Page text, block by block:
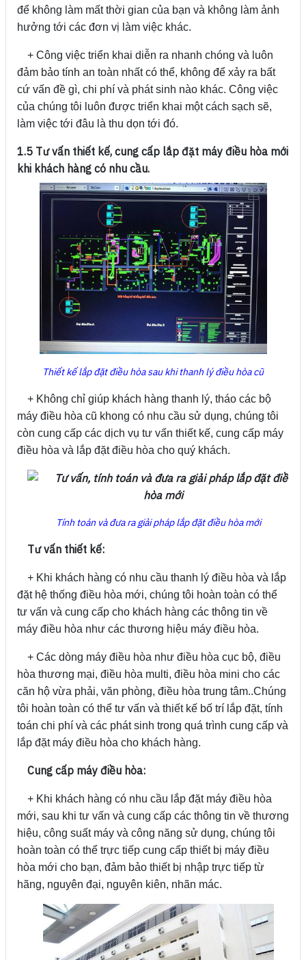
để không làm mất thời gian của bạn và không làm ảnh
hưởng tới các đơn vị làm việc khác.
+ Công việc triển khai diễn ra nhanh chóng và luôn
đảm bảo tính an toàn nhất có thể, không để xảy ra bất
cứ vấn đề gì, chi phí và phát sinh nào khác. Công việc
của chúng tôi luôn được triển khai một cách sạch sẽ,
làm việc tới đâu là thu dọn tới đó.
1.5 Tư vấn thiết kế, cung cấp lắp đặt máy điều hòa mới
khi khách hàng có nhu cầu.
Thiết kế lắp đặt điều hòa sau khi thanh lý điều hòa cũ
+ Không chỉ giúp khách hàng thanh lý, tháo các bộ
máy điều hòa cũ khong có nhu cầu sử dụng, chúng tôi
còn cung cấp các dịch vụ tư vấn thiết kế, cung cấp máy
điều hòa và lắp đặt điều hòa cho quý khách.
Tính toán và đưa ra giải pháp lắp đặt điều hòa mới
Tư vấn thiết kế:
+ Khi khách hàng có nhu cầu thanh lý điều hòa và lắp
đặt hệ thống điều hòa mới, chúng tôi hoàn toàn có thể
tư vấn và cung cấp cho khách hàng các thông tin về
máy điều hòa như các thương hiệu máy điều hòa.
+ Các dòng máy điều hòa như điều hòa cục bộ, điều
hòa thương mại, điều hòa multi, điều hòa mini cho các
căn hộ vừa phải, văn phòng, điều hòa trung tâm..Chúng
tôi hoàn toàn có thể tư vấn và thiết kế bố trí lắp đặt, tính
toán chi phí và các phát sinh trong quá trình cung cấp và
lắp đặt máy điều hòa cho khách hàng.
Cung cấp máy điều hòa:
+ Khi khách hàng có nhu cầu lắp đặt máy điều hòa
mới, sau khi tư vấn và cung cấp các thông tin về thương
hiệu, công suất máy và công năng sử dụng, chúng tôi
hoàn toàn có thể trực tiếp cung cấp thiết bị máy điều
hòa mới cho bạn, đảm bảo thiết bị nhập trực tiếp từ
hãng, nguyên đại, nguyên kiên, nhãn mác.